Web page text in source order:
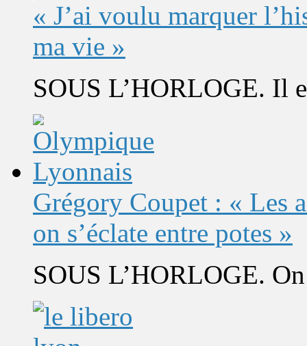
« J’ai voulu marquer
ma vie »
SOUS L’HORLOGE. Il
Grégory Coupet : « Les
on s’éclate entre potes »
SOUS L’HORLOGE.